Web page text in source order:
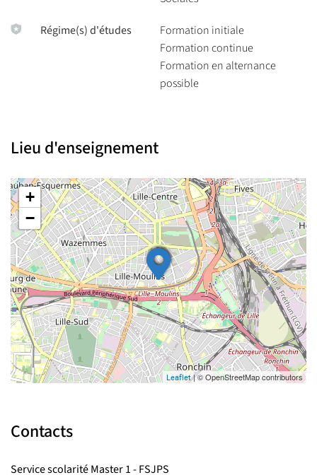
Régime(s) d'études
Formation initiale
Formation continue
Formation en alternance
possible
Lieu d'enseignement
+
−
Leaflet| © OpenStreetMap contributors
Contacts
Service scolarité Master 1 - FSJPS